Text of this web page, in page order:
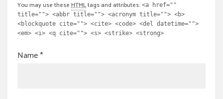
You may use these HTMLtags and attributes: <a href=""
title=""> <abbr title=""> <acronym title=""> <b>
<blockquote cite=""> <cite> <code> <del datetime="">
<em> <i> <q cite=""> <s> <strike> <strong>
Name*